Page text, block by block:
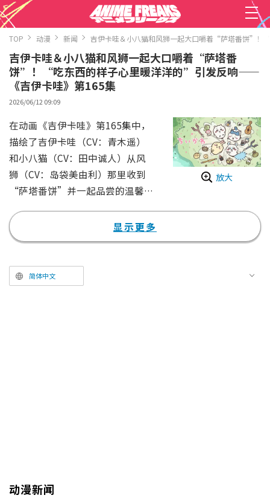
TOP 动漫 新闻 吉伊卡哇＆小八猫和风狮一起大口嚼着“萨塔番饼”
吉伊卡哇＆小八猫和风狮一起大口嚼着“萨塔番
饼”！“吃东西的样子心里暖洋洋的”引发反响——
《吉伊卡哇》第165集
2026/06/12 09:09
放大
在动画《吉伊卡哇》第165集中，
描绘了吉伊卡哇（CV：青木遥）
和小八猫（CV：田中诚人）从风
狮（CV：岛袋美由利）那里收到
“萨塔番饼”并一起品尝的温馨画
风狮坐在树桩上，大口大口地吃着
一个断面呈紫色、酷似沙塔安达基
好路过。“那是……什么呀……”
被勾起好奇心的小八猫问道：“那
显示更多
简体中文
动漫新闻